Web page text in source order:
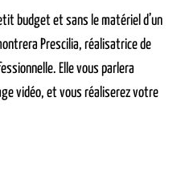
budget et sans le matériel d’un
Prescilia, réalisatrice de
Elle vous parlera
vidéo, et vous réaliserez votre